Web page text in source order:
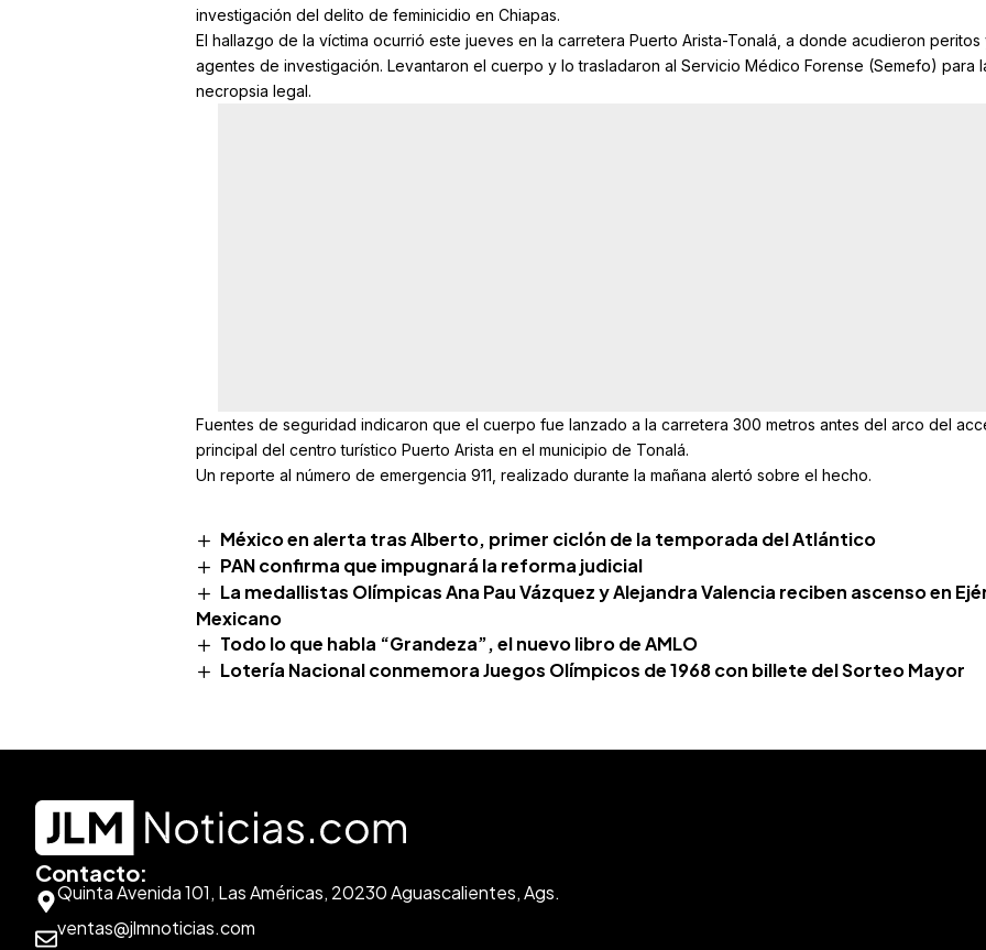
investigación del delito de feminicidio en Chiapas.
El hallazgo de la víctima ocurrió este jueves en la carretera Puerto Arista-Tonalá, a donde acudieron peritos
agentes de investigación. Levantaron el cuerpo y lo trasladaron al Servicio Médico Forense (Semefo) para
necropsia legal.
Fuentes de seguridad indicaron que el cuerpo fue lanzado a la carretera 300 metros antes del arco del
principal del centro turístico Puerto Arista en el municipio de Tonalá.
Un reporte al número de emergencia 911, realizado durante la mañana alertó sobre el hecho.
México en alerta tras Alberto, primer ciclón de la temporada del Atlántico
PAN confirma que impugnará la reforma judicial
La medallistas Olímpicas Ana Pau Vázquez y Alejandra Valencia reciben ascenso en
Mexicano
Todo lo que habla “Grandeza”, el nuevo libro de AMLO
Lotería Nacional conmemora Juegos Olímpicos de 1968 con billete del Sorteo Mayor
Contacto:
Quinta Avenida 101, Las Américas, 20230 Aguascalientes, Ags.
ventas@jlmnoticias.com